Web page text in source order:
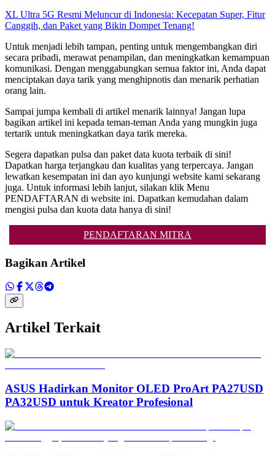
XL Ultra 5G Resmi Meluncur di Indonesia: Kecepatan Super, Fitur
Canggih, dan Paket yang Bikin Dompet Tenang!
Untuk menjadi lebih tampan, penting untuk mengembangkan diri
secara pribadi, merawat penampilan, dan meningkatkan kemampuan
komunikasi. Dengan menggabungkan semua faktor ini, Anda dapat
menciptakan daya tarik yang menghipnotis dan menarik perhatian
orang lain.
Sampai jumpa kembali di artikel menarik lainnya! Jangan lupa
bagikan artikel ini kepada teman-teman Anda yang mungkin juga
tertarik untuk meningkatkan daya tarik mereka.
Segera dapatkan pulsa dan paket data kuota terbaik di sini!
Dapatkan harga terjangkau dan kualitas yang terpercaya. Jangan
lewatkan kesempatan ini dan ayo kunjungi website kami sekarang
juga. Untuk informasi lebih lanjut, silakan klik Menu
PENDAFTARAN di website ini. Dapatkan kemudahan dalam
mengisi pulsa dan kuota data hanya di sini!
PENDAFTARAN MITRA
Bagikan Artikel
Artikel Terkait
ASUS Hadirkan Monitor OLED ProArt PA27USD
PA32USD untuk Kreator Profesional